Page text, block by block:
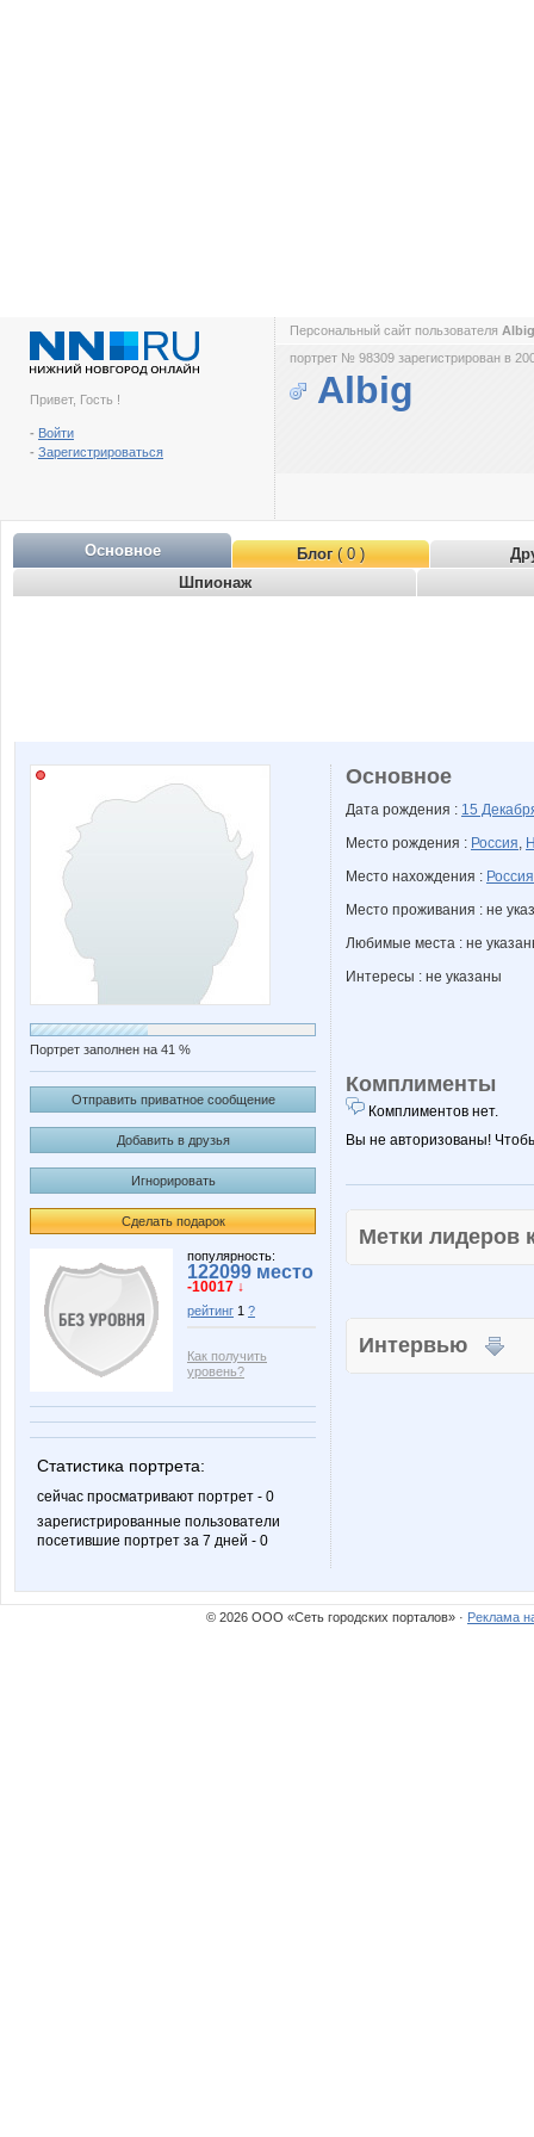
Привет, Гость !
- Войти
- Зарегистрироваться
Персональный сайт пользователя
портрет № 98309 зарегистрирован в
Albig
Основное Блог( 0 )
Шпионаж
Портрет заполнен на 41 %
Отправить приватное сообщение
Добавить в друзья
Игнорировать
Сделать подарок
популярность:
122099 место
-10017 ↓
рейтинг 1 ?
Как получить
уровень?
Статистика портрета:
сейчас просматривают портрет - 0
зарегистрированные пользователи
посетившие портрет за 7 дней - 0
Основное
Дата рождения : 15
Место рождения : Россия,
Место нахождения : Россия
Место проживания : не
Любимые места : не
Интересы : не указаны
Комплименты
Комплиментов нет.
Вы не авторизованы!
Метки
Интервью
© 2026 ООО «Сеть городских порталов» · Реклама